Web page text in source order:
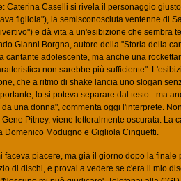
Caterina Caselli si rivela il personaggio
figliola"), la semisconosciuta ventenne di
e dà vita a un'esibizione che sembra
Gianni Borgna, autore della "Storia della
cantante adolescente, ma anche una
non sarebbe più sufficiente".
che a ritmo di shake lancia uno slogan
lo si poteva separare dal testo - ma
una donna", commenta oggi l'interprete.
Pitney, viene letteralmente oscurata. La
Domenico Modugno e Gigliola Cinquetti.
faceva piacere, ma già il giorno dopo la
di dischi, e provai a vedere se c'era il mio